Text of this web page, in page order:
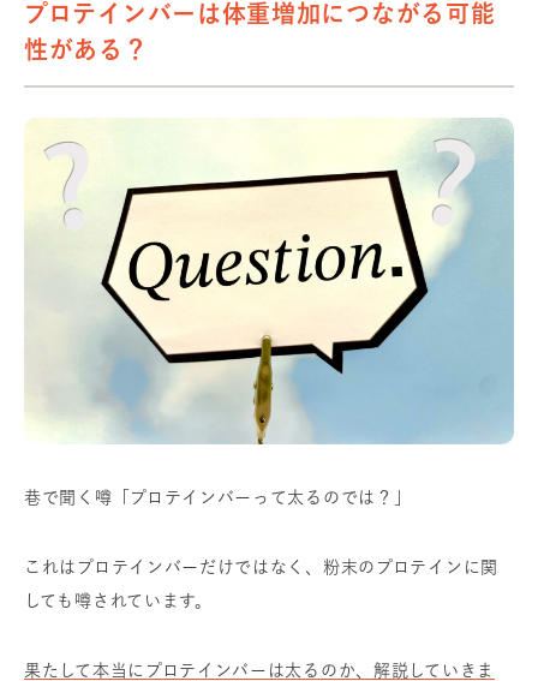
プロテインバーは体重増加につながる可能
性がある？
巷で聞く噂「プロテインバーって太るのでは？」
これはプロテインバーだけではなく、粉末のプロテインに関
しても噂されています。
果たして本当にプロテインバーは太るのか、解説していきま